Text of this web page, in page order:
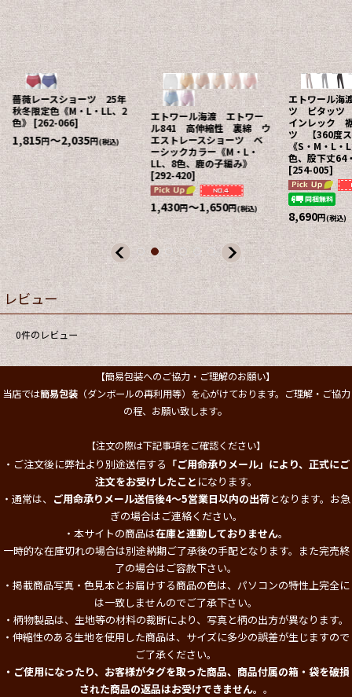
薔薇レースショーツ 25年
秋冬限定色《M・L・LL、2
色》[262-066]
1,815円～2,035円(税込)
エトワール海渡 エトワー
ル841 高伸縮性 裏綿 ウ
エストレースショーツ ベ
ーシックカラー《M・L・
LL、8色、鹿の子編み》
[292-420]
1,430円～1,650円(税込)
エトワール海
ツ ピタッ
インレック
ツ 【360度ス
《S・M・L・
色、股下丈64
[254-005]
8,690円(税込)
レビュー
0件のレビュー
【簡易包装へのご協力・ご理解のお願い】
当店では簡易包装（ダンボールの再利用等）を心がけております。ご理解・ご協力
の程、お願い致します。
【注文の際は下記事項をご確認ください】
・ご注文後に弊社より別途送信する 「ご用命承りメール」により、正式にご
注文をお受けしたこと になります。
・通常は、 ご用命承りメール送信後4～5営業日以内の出荷となります。お急
ぎの場合はご連絡ください。
・本サイトの商品は在庫と連動しておりません。
一時的な在庫切れの場合は別途納期ご了承後の手配となります。また完売終
了の場合はご容赦下さい。
・掲載商品写真・色見本とお届けする商品の色は、パソコンの特性上完全に
は一致しませんのでご了承下さい。
・柄物製品は、生地等の材料の裁断により、写真と柄の出方が異なります。
・伸縮性のある生地を使用した商品は、サイズに多少の誤差が生じますので
ご了承ください。
・ご使用になったり、お客様がタグを取った商品、商品付属の箱・袋を破損
された商品の返品はお受けできません。 。